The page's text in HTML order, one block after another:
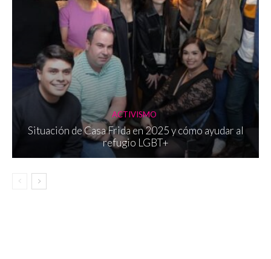
ACTIVISMO
Situación de Casa Frida en 2025 y cómo ayudar al
refugio LGBT+